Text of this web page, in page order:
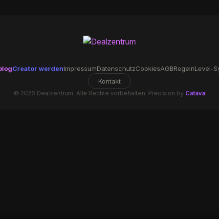
Creator werdenImpressumDatenschutzCookiesAGBRegelnLevel-
Kontakt
© 2026 Dealzentrum. Alle Rechte vorbehalten. Precision by Catava